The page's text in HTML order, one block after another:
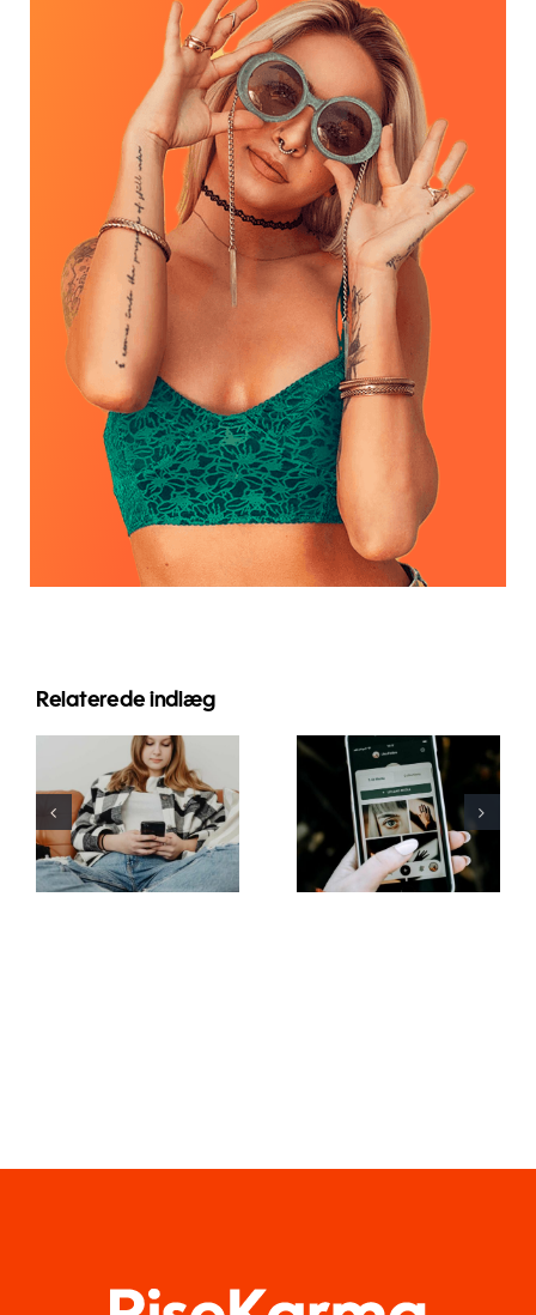
Relaterede indlæg
Innovative
strategier til
at øge
synligheden
af
Facebook-
Bedste
praksis for
brug af
augmented
reality-filtre
på sociale